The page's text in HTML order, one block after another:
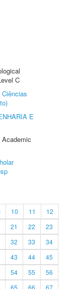
C
E
10 11
12
21 22
23
32 33
34
43 44
45
54 55
56
65 66
67